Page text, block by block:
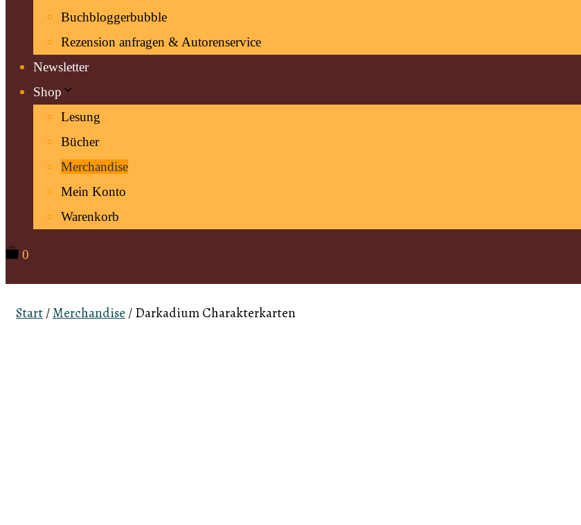
Buchbloggerbubble
Rezension anfragen & Autorenservice
Newsletter
Shop
Lesung
Bücher
Merchandise
Mein Konto
Warenkorb
0
Start/Merchandise / Darkadium Charakterkarten